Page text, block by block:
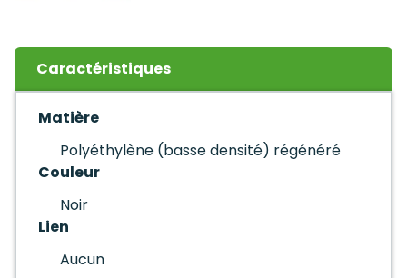
Caractéristiques
Matière
Polyéthylène (basse densité) régénéré
Couleur
Noir
Lien
Aucun